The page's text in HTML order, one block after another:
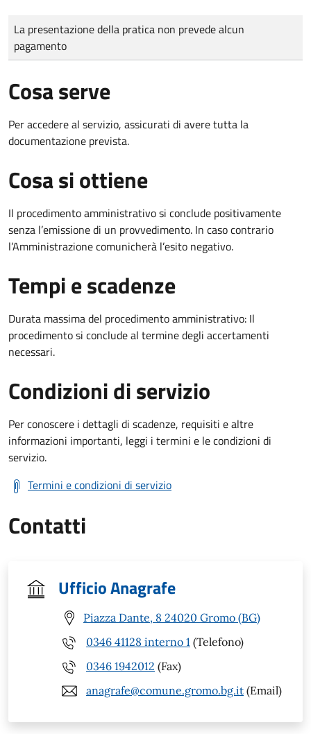
Tipo di pagamento
Importo
La presentazione della pratica non prevede alcun
pagamento
Cosa serve
Per accedere al servizio, assicurati di avere tutta la
documentazione prevista.
Cosa si ottiene
Il procedimento amministrativo si conclude positivamente
senza l’emissione di un provvedimento. In caso contrario
l’Amministrazione comunicherà l’esito negativo.
Tempi e scadenze
Durata massima del procedimento amministrativo: Il
procedimento si conclude al termine degli accertamenti
necessari.
Condizioni di servizio
Per conoscere i dettagli di scadenze, requisiti e altre
informazioni importanti, leggi i termini e le condizioni di
servizio.
Termini e condizioni di servizio
Contatti
Ufficio Anagrafe
Piazza Dante, 8 24020 Gromo (BG)
0346 41128 interno 1 (Telefono)
0346 1942012 (Fax)
anagrafe@comune.gromo.bg.it (Email)